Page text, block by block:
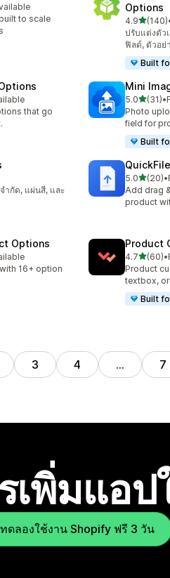
to scale
Options
4.9เต็ม 5 ด
(140)
ทั้งหมด 140
ปรับแต่งตัว
ฟิลด์, ตัวอย่
Built
that go
Mini
5.0เต็ม 5 ด
(31)
ทั้งหมด 31•
Photo
field for
Built
ำกัด, แผ่นสี, และ
5.0เต็ม 5 ด
(20)
ทั้งหมด 20•
Add drag
product
Options
16+ option
Product
4.7เต็ม 5 ด
(60)
ทั้งหมด 60•
Product
textbox,
Built
3 4 … 7
เพิ่มแอป
ทดลองใช้งาน Shopify ฟรี 3 วัน